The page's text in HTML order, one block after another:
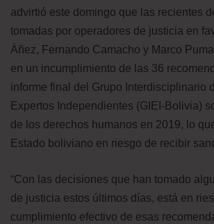
advirtió este domingo que las recientes
tomadas por operadores de justicia en
Áñez, Fernando Camacho y Marco
en un incumplimiento de las 36
informe final del Grupo Interdisciplinario
Expertos Independientes (GIEI-Bolivia)
de los derechos humanos en 2019, lo
Estado boliviano en riesgo de recibir
“Con las decisiones que han tomado
de justicia estos últimos días, está en
cumplimiento efectivo de esas